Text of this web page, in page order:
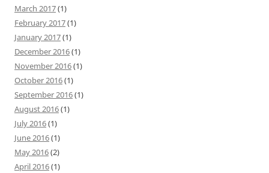
March 2017(1)
February 2017(1)
January 2017(1)
December 2016(1)
November 2016(1)
October 2016(1)
September 2016(1)
August 2016(1)
July 2016(1)
June 2016(1)
May 2016(2)
April 2016(1)